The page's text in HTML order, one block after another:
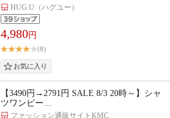
HUG.U（ハグユー）
4,980円
(8)
【3490円→2791円 SALE 8/3 20時～】シャ
ツワンピー…
ファッション通販サイトKMC